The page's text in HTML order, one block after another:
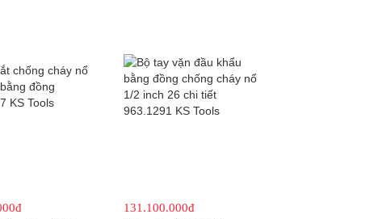
131.100.000đ